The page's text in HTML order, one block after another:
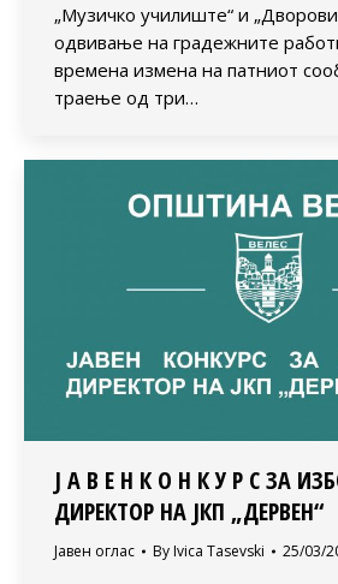
„Музичко училиште“ и
одвивање на градежните
времена измена на патниот
траење од три…
Ј А В Е Н К О Н К У Р С ЗА
ДИРЕКТОР НА ЈКП „ДЕРВЕН“
Јавен оглас By Ivica Tasevski 25/03/